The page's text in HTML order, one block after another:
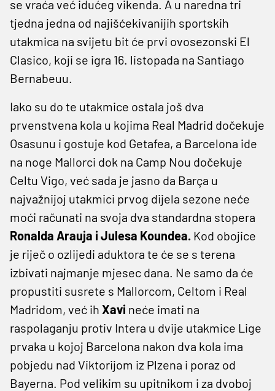
se vraća već idućeg vikenda. A u naredna tri
tjedna jedna od najišćekivanijih sportskih
utakmica na svijetu bit će prvi ovosezonski El
Clasico, koji se igra 16. listopada na Santiago
Bernabeuu.
Iako su do te utakmice ostala još dva
prvenstvena kola u kojima Real Madrid dočekuje
Osasunu i gostuje kod Getafea, a Barcelona ide
na noge Mallorci dok na Camp Nou dočekuje
Celtu Vigo, već sada je jasno da Barça u
najvažnijoj utakmici prvog dijela sezone neće
moći računati na svoja dva standardna stopera
Ronalda Arauja i Julesa Koundea. Kod obojice
je riječ o ozlijedi aduktora te će se s terena
izbivati najmanje mjesec dana. Ne samo da će
propustiti susrete s Mallorcom, Celtom i Real
Madridom, već ih Xavi neće imati na
raspolaganju protiv Intera u dvije utakmice Lige
prvaka u kojoj Barcelona nakon dva kola ima
pobjedu nad Viktorijom iz Plzena i poraz od
Bayerna. Pod velikim su upitnikom i za dvoboj